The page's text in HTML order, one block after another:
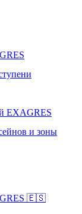
EXAGRES
и зоны
🇪🇸